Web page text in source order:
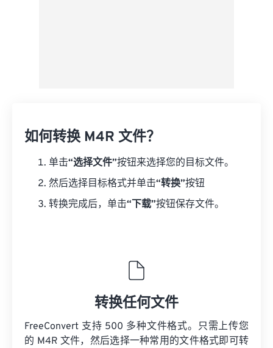
如何转换 M4R 文件？
单击“选择文件”按钮来选择您的目标文件。
然后选择目标格式并单击“转换”按钮
转换完成后，单击“下载”按钮保存文件。
转换任何文件
FreeConvert 支持 500 多种文件格式。只需上传您
的 M4R 文件，然后选择一种常用的文件格式即可转